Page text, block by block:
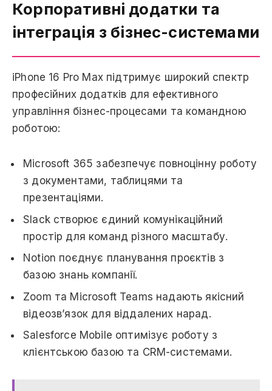
Корпоративні додатки та
інтеграція з бізнес-системами
iPhone 16 Pro Max підтримує широкий спектр
професійних додатків для ефективного
управління бізнес-процесами та командною
роботою:
Microsoft 365 забезпечує повноцінну роботу
з документами, таблицями та
презентаціями.
Slack створює єдиний комунікаційний
простір для команд різного масштабу.
Notion поєднує планування проєктів з
базою знань компанії.
Zoom та Microsoft Teams надають якісний
відеозв’язок для віддалених нарад.
Salesforce Mobile оптимізує роботу з
клієнтською базою та CRM-системами.